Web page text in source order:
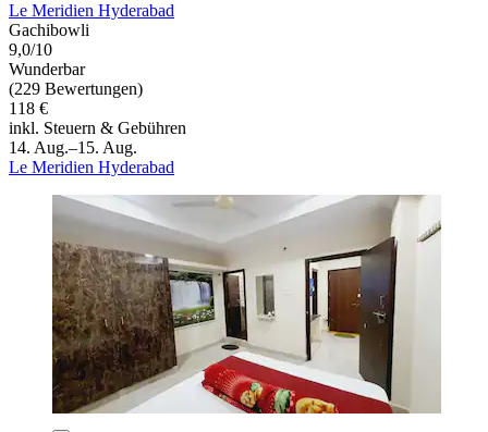
Le Meridien Hyderabad
Gachibowli
9,0/10
Wunderbar
(229 Bewertungen)
118 €
inkl. Steuern & Gebühren
14. Aug.–15. Aug.
Le Meridien Hyderabad